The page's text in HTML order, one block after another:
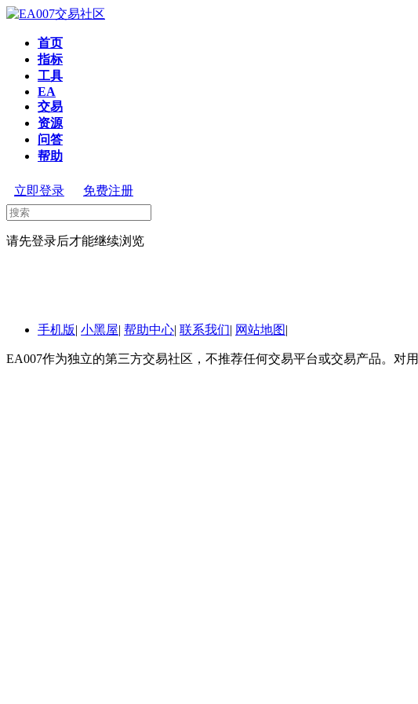
首页
指标
工具
EA
交易
资源
问答
帮助
立即登录 免费注册
请先登录后才能继续浏览
手机版| 小黑屋| 帮助中心| 联系我们| 网站地图|
EA007作为独立的第三方交易社区，不推荐任何交易平台或交易产品。